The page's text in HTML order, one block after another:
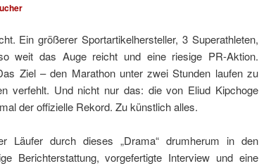
Ein größerer Sportartikelhersteller, 3 Superathleten,
weit das Auge reicht und eine riesige PR-Aktion.
Ziel – den Marathon unter zwei Stunden laufen zu
verfehlt. Und nicht nur das: die von Eliud Kipchoge
der offizielle Rekord. Zu künstlich alles.
Läufer durch dieses „Drama“ drumherum in den
Berichterstattung, vorgefertigte Interview und eine